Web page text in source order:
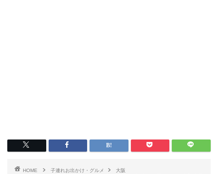
HOME 子連れお出かけ・グルメ
大阪